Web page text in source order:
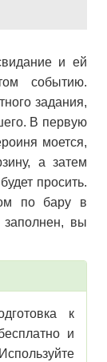
и ей
событию.
задания,
В первую
моется,
а затем
просить.
по бару в
заполнен, вы
к
и